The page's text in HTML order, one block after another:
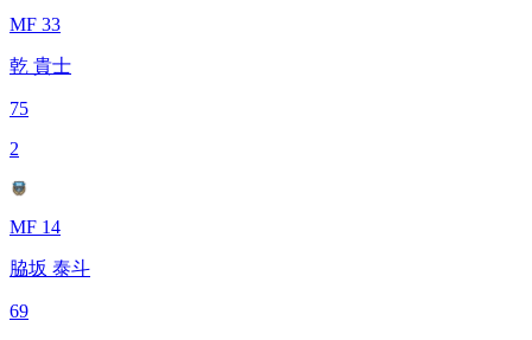
MF 33
乾 貴士
75
2
MF 14
脇坂 泰斗
69